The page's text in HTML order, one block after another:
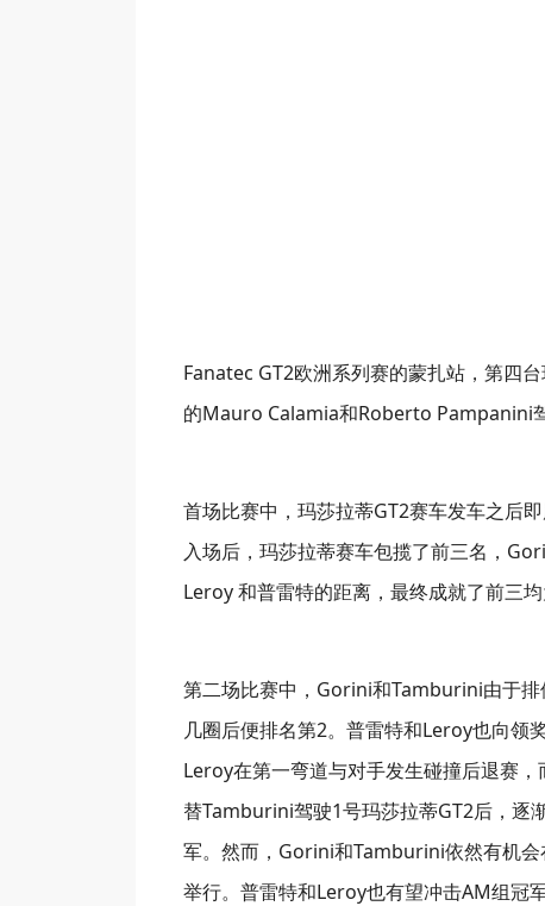
Fanatec GT2欧洲系列赛的蒙扎站，第四
的Mauro Calamia和Roberto Pampanini
首场比赛中，玛莎拉蒂GT2赛车发车之后
入场后，玛莎拉蒂赛车包揽了前三名，
Leroy 和普雷特的距离，最终成就了前三均
第二场比赛中，Gorini和Tamburini由于
几圈后便排名第2。普雷特和Leroy也向领
Leroy在第一弯道与对手发生碰撞后退赛
替Tamburini驾驶1号玛莎拉蒂GT2后，逐
军。然而，Gorini和Tamburini依然有机会
举行。普雷特和Leroy也有望冲击AM组冠军